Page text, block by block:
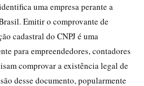
uma empresa perante a
Emitir o comprovante de
cadastral do CNPJ é uma
para empreendedores, contadores
comprovar a existência legal de
desse documento, popularmente